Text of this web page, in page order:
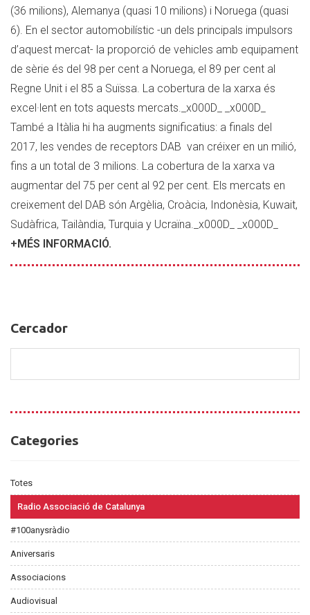
(36 milions), Alemanya (quasi 10 milions) i Noruega (quasi
6). En el sector automobilístic -un dels principals impulsors
d’aquest mercat- la proporció de vehicles amb equipament
de sèrie és del 98 per cent a Noruega, el 89 per cent al
Regne Unit i el 85 a Suïssa. La cobertura de la xarxa és
excel·lent en tots aquests mercats._x000D_ _x000D_
També a Itàlia hi ha augments significatius: a finals del
2017, les vendes de receptors DAB van créixer en un milió,
fins a un total de 3 milions. La cobertura de la xarxa va
augmentar del 75 per cent al 92 per cent. Els mercats en
creixement del DAB són Argèlia, Croàcia, Indonèsia, Kuwait,
Sudàfrica, Tailàndia, Turquia y Ucraïna._x000D_ _x000D_
+MÉS INFORMACIÓ.
Cercador
Cercador
Categories
Categories
Totes
Radio Associació de Catalunya
#100anysràdio
Aniversaris
Associacions
Audiovisual